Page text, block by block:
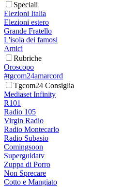
Speciali
Elezioni Italia
Elezioni estero
Grande Fratello
L'isola dei famosi
Amici
Rubriche
Oroscopo
#tgcom24amarcord
Tgcom24 Consiglia
Mediaset Infinity
R101
Radio 105
Virgin Radio
Radio Montecarlo
Radio Subasio
Comingsoon
Superguidatv
Zuppa di Porro
Non Sprecare
Cotto e Mangiato